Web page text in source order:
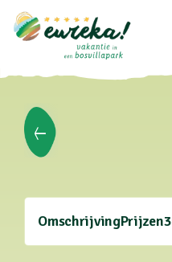
OmschrijvingPrijzen